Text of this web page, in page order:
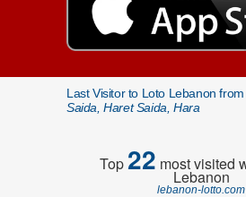
Last Visitor to Loto Lebanon from
Saida, Haret Saida, Hara
Top22 most visited
Lebanon
lebanon-lotto.com